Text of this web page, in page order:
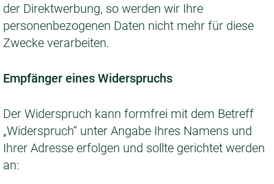
der Direktwerbung, so werden wir Ihre
personenbezogenen Daten nicht mehr für diese
Zwecke verarbeiten.
Empfänger eines Widerspruchs
Der Widerspruch kann formfrei mit dem Betreff
„Widerspruch“ unter Angabe Ihres Namens und
Ihrer Adresse erfolgen und sollte gerichtet werden
an: